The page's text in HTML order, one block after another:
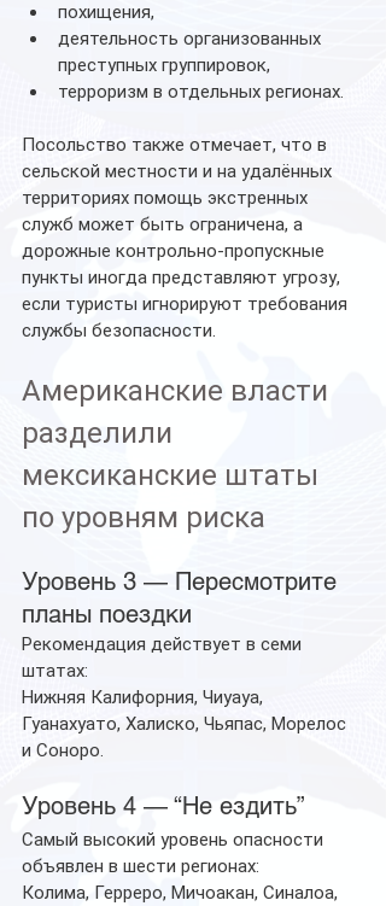
похищения,
деятельность организованных
преступных группировок,
терроризм в отдельных регионах.
Посольство также отмечает, что в
сельской местности и на удалённых
территориях помощь экстренных
служб может быть ограничена, а
дорожные контрольно-пропускные
пункты иногда представляют угрозу,
если туристы игнорируют требования
службы безопасности.
Американские власти
разделили
мексиканские штаты
по уровням риска
Уровень 3 — Пересмотрите
планы поездки
Рекомендация действует в семи
штатах:
Нижняя Калифорния, Чиуауа,
Гуанахуато, Халиско, Чьяпас, Морелос
и Соноро.
Уровень 4 — “Не ездить”
Самый высокий уровень опасности
объявлен в шести регионах:
Колима, Герреро, Мичоакан, Синалоа,